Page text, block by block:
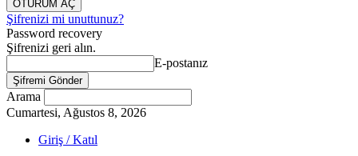
Şifrenizi mi unuttunuz?
Password recovery
Şifrenizi geri alın.
E-postanız
Arama
Cumartesi, Ağustos 8, 2026
Giriş / Katıl